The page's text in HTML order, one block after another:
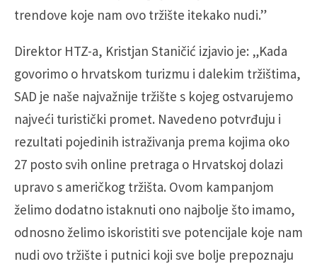
trendove koje nam ovo tržište itekako nudi.”
Direktor HTZ-a, Kristjan Staničić izjavio je: „Kada
govorimo o hrvatskom turizmu i dalekim tržištima,
SAD je naše najvažnije tržište s kojeg ostvarujemo
najveći turistički promet. Navedeno potvrđuju i
rezultati pojedinih istraživanja prema kojima oko
27 posto svih online pretraga o Hrvatskoj dolazi
upravo s američkog tržišta. Ovom kampanjom
želimo dodatno istaknuti ono najbolje što imamo,
odnosno želimo iskoristiti sve potencijale koje nam
nudi ovo tržište i putnici koji sve bolje prepoznaju